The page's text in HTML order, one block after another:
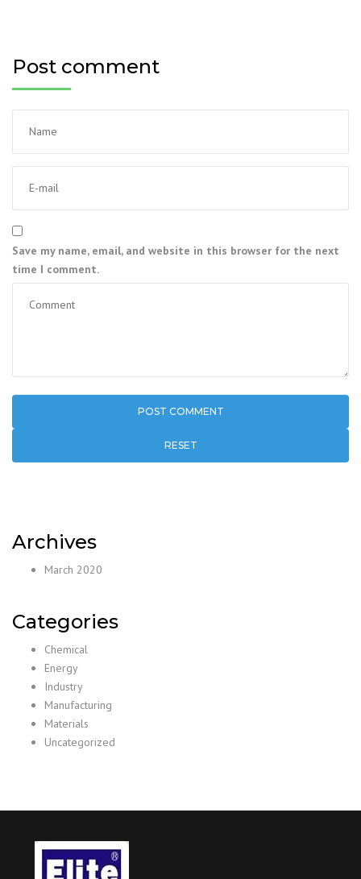
Post comment
Save my name, email, and website in this browser for the next
time I comment.
RESET
Archives
March 2020
Categories
Chemical
Energy
Industry
Manufacturing
Materials
Uncategorized